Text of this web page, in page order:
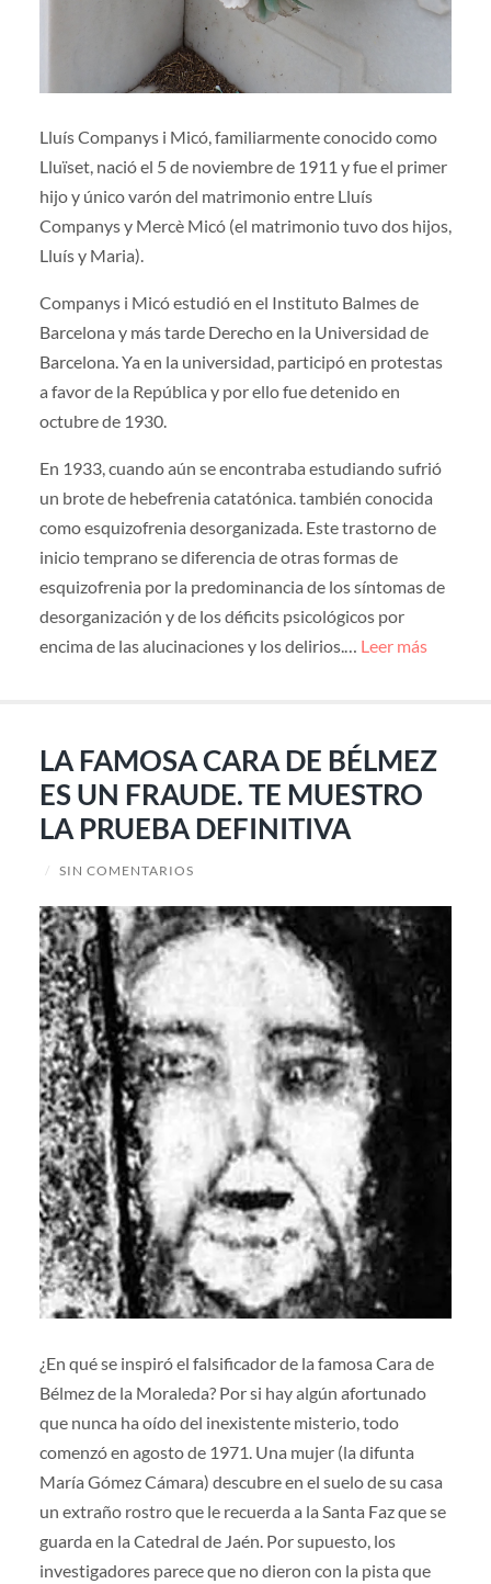
Lluís Companys i Micó, familiarmente conocido como
Lluïset, nació el 5 de noviembre de 1911 y fue el primer
hijo y único varón del matrimonio entre Lluís
Companys y Mercè Micó (el matrimonio tuvo dos hijos,
Lluís y Maria).
Companys i Micó estudió en el Instituto Balmes de
Barcelona y más tarde Derecho en la Universidad de
Barcelona. Ya en la universidad, participó en protestas
a favor de la República y por ello fue detenido en
octubre de 1930.
En 1933, cuando aún se encontraba estudiando sufrió
un brote de hebefrenia catatónica. también conocida
como esquizofrenia desorganizada. Este trastorno de
inicio temprano se diferencia de otras formas de
esquizofrenia por la predominancia de los síntomas de
desorganización y de los déficits psicológicos por
encima de las alucinaciones y los delirios.… Leer más
LA FAMOSA CARA DE BÉLMEZ
ES UN FRAUDE. TE MUESTRO
LA PRUEBA DEFINITIVA
/ SIN COMENTARIOS
¿En qué se inspiró el falsificador de la famosa Cara de
Bélmez de la Moraleda? Por si hay algún afortunado
que nunca ha oído del inexistente misterio, todo
comenzó en agosto de 1971. Una mujer (la difunta
María Gómez Cámara) descubre en el suelo de su casa
un extraño rostro que le recuerda a la Santa Faz que se
guarda en la Catedral de Jaén. Por supuesto, los
investigadores parece que no dieron con la pista que